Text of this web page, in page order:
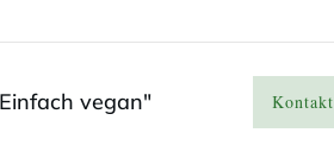
vegan" Kontakt